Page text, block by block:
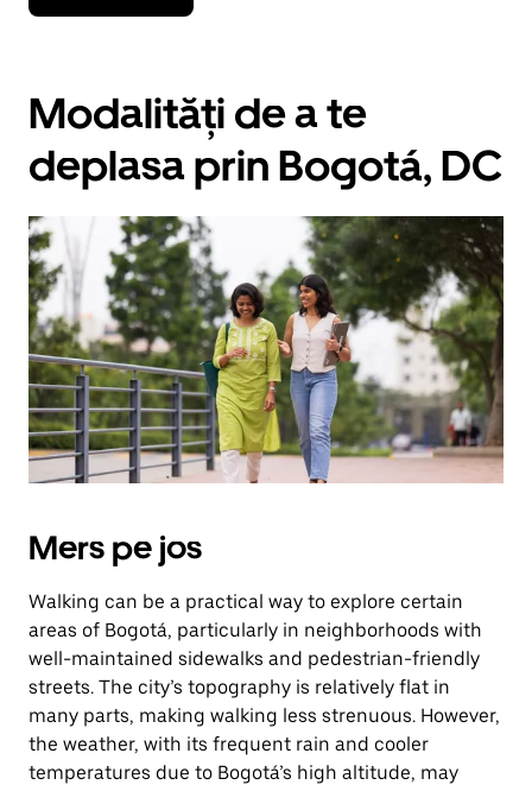
deschide
selecta
o
dată,
apasă
pe
cu
săgeata
îndreptată
în
jos.
Închide
calendarul
apăsând
pe
butonul
Escape.
Modalități de a te
deplasa prin Bogotá, DC
Mers pe jos
Walking can be a practical way to explore certain
areas of Bogotá, particularly in neighborhoods with
well-maintained sidewalks and pedestrian-friendly
streets. The city’s topography is relatively flat in
many parts, making walking less strenuous. However,
the weather, with its frequent rain and cooler
temperatures due to Bogotá’s high altitude, may